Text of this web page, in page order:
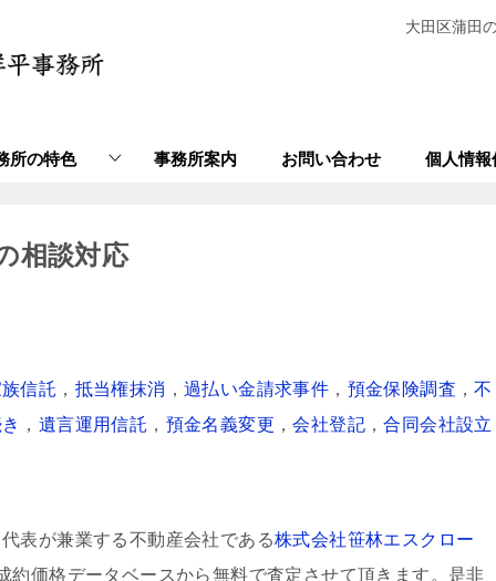
大田区蒲田
所の特色 事務所案内 お問い合わせ 個人情報
相談対応
信託 ， 抵当権抹消 ，過払い金請求事件 ， 預金保険調査 ，不
， 遺言運用信託 ， 預金名義変更 ，会社登記 ，合同会社設立
表が兼業する不動産会社である株式会社笹林エスクロー
約価格データベースから無料で査定させて頂きます。是非